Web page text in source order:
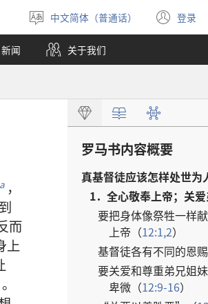
选
择
语
言
中文简体（普通话） 登录
（打
开
窗
新闻 关于我们
a ，
而
上
。
罗马书内容概要
真基督徒应该怎样处世为
1． 全心敬奉上帝； 关爱
要把身体像祭牲一样献
上帝 （12:1,2）
基督徒各有不同的恩赐
要关爱和尊重弟兄姐妹
卑微 （12:9-16）